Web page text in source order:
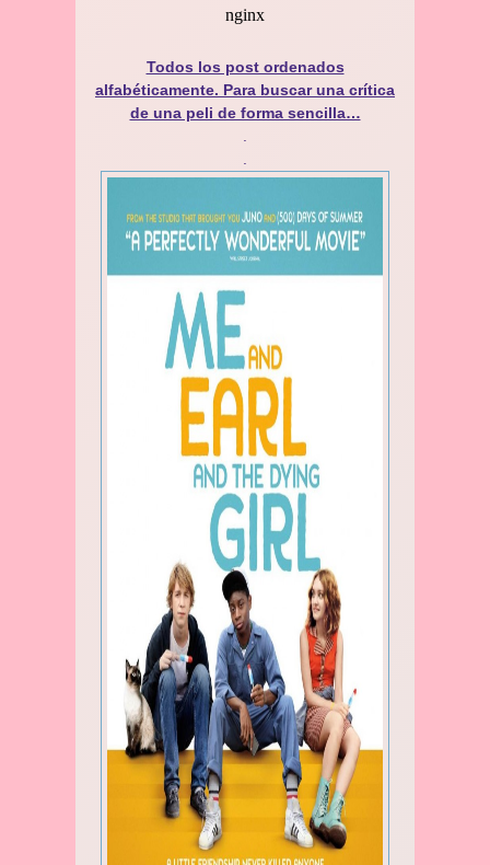
Todos los post ordenados
alfabéticamente. Para buscar una crítica
de una peli de forma sencilla…